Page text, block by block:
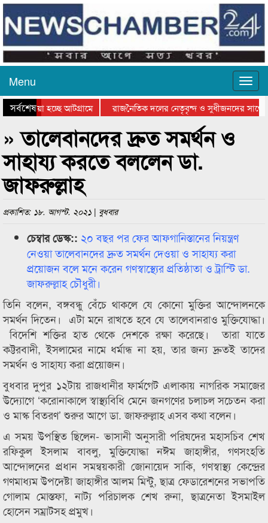
Menu
সর্বশেষ
যাওয়া হচ্ছে আটগ্রামে
রাজনৈতিক দলের নেতৃবৃন্দ ও সুধীজনদের সাথে
সিলেটে বাংলাদেশ গ্রুপ থিয়েটার
» তালেবানদের দ্রুত সমর্থন ও
সাহায্য করতে বললেন ডা.
জাফরুল্লাহ
প্রকাশিত: ১৮. আগস্ট. ২০২১ | বুধবার
চেম্বার ডেস্ক:: ২০ বছর পর ফের আফগানিস্তানের নিয়ন্ত্রণ
নেওয়া তালেবানদের দ্রুত সমর্থন দেওয়া ও সাহায্য করা
প্রয়োজন বলে মনে করেন গণস্বাস্থ্যের প্রতিষ্ঠাতা ও ট্রাস্টি ডা.
জাফরুল্লাহ চৌধুরী।
তিনি বলেন, বঙ্গবন্ধু বেঁচে থাকলে যে কোনো মুক্তির আন্দোলনকে
সমর্থন দিতেন। এটা মনে রাখতে হবে যে তালেবানরাও মুক্তিযোদ্ধা।
বিদেশি শক্তির হাত থেকে দেশকে রক্ষা করেছে। তারা যাতে
কট্টরবাদী, ইসলামের নামে ধর্মান্ধ না হয়, তার জন্য দ্রুতই তাদের
সমর্থন ও সাহায্য করা প্রয়োজন।
বুধবার দুপুর ১২টায় রাজধানীর ফার্মগেট এলাকায় নাগরিক সমাজের
উদ্যোগে ‘করোনাকালে স্বাস্থ্যবিধি মেনে জনগণের চলাচল সচেতন করা
ও মাস্ক বিতরণ’ শুরুর আগে ডা. জাফরুল্লাহ এসব কথা বলেন।
এ সময় উপস্থিত ছিলেন- ভাসানী অনুসারী পরিষদের মহাসচিব শেখ
রফিকুল ইসলাম বাবলু, মুক্তিযোদ্ধা নঈম জাহাঙ্গীর, গণসংহতি
আন্দোলনের প্রধান সমন্বয়কারী জোনায়েদ সাকি, গণস্বাস্থ্য কেন্দ্রের
গণমাধ্যম উপদেষ্টা জাহাঙ্গীর আলম মিন্টু, ছাত্র ফেডারেশনের সভাপতি
গোলাম মোস্তফা, নাট্য পরিচালক শেখ রুনা, ছাত্রনেতা ইসমাইল
হোসেন সম্রাটসহ প্রমুখ।